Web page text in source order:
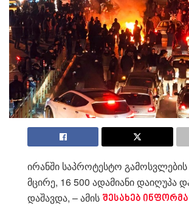
ირანში საპროტესტო
მცირე, 16 500 ადამიანი დაიღუპა
დაშავდა, – ამის შესახებ